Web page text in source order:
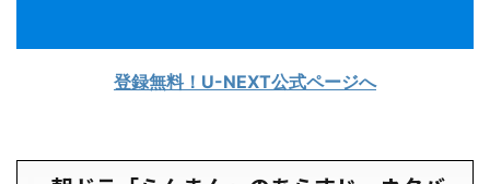
登録無料！U-NEXT公式ページへ